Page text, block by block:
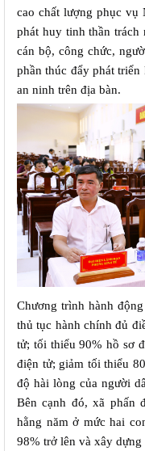
cao chất lượng phục vụ
phát huy tinh thần trách
cán bộ, công chức,
phần thúc đẩy phát
an ninh trên địa bàn.
Chương trình hành
thủ tục hành chính đủ
tử; tối thiểu 90% hồ sơ
điện tử; giảm tối thiểu
độ hài lòng của người
Bên cạnh đó, xã phấn
hằng năm ở mức hai
98% trở lên và xây